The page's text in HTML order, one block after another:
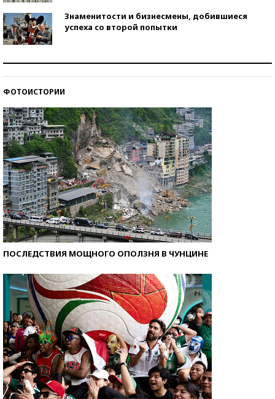
Знаменитости и бизнесмены, добившиеся
успеха со второй попытки
ФОТОИСТОРИИ
ПОСЛЕДСТВИЯ МОЩНОГО ОПОЛЗНЯ В ЧУНЦИНЕ